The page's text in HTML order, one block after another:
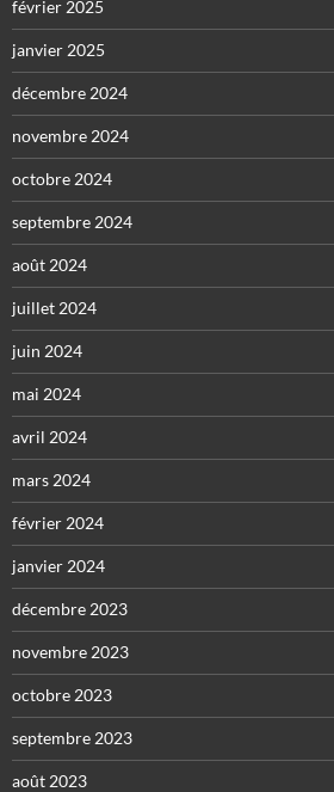
février 2025
janvier 2025
décembre 2024
novembre 2024
octobre 2024
septembre 2024
août 2024
juillet 2024
juin 2024
mai 2024
avril 2024
mars 2024
février 2024
janvier 2024
décembre 2023
novembre 2023
octobre 2023
septembre 2023
août 2023